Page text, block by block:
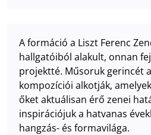
A formáció a Liszt Ferenc
hallgatóiból alakult, onnan
projektté. Műsoruk gerincét
kompozíciói alkotják,
őket aktuálisan érő zenei
inspirációjuk a hatvanas
hangzás- és formavilága.